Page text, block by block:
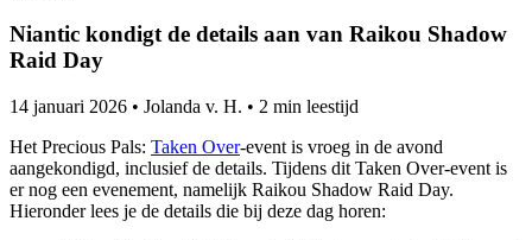
Niantic kondigt de details aan van Raikou Shadow
Raid Day
14 januari 2026 • Jolanda v. H. • 2 min leestijd
Het Precious Pals: Taken Over-event is vroeg in de avond
aangekondigd, inclusief de details. Tijdens dit Taken Over-event is
er nog een evenement, namelijk Raikou Shadow Raid Day.
Hieronder lees je de details die bij deze dag horen: